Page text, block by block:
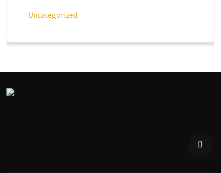
Uncategorized